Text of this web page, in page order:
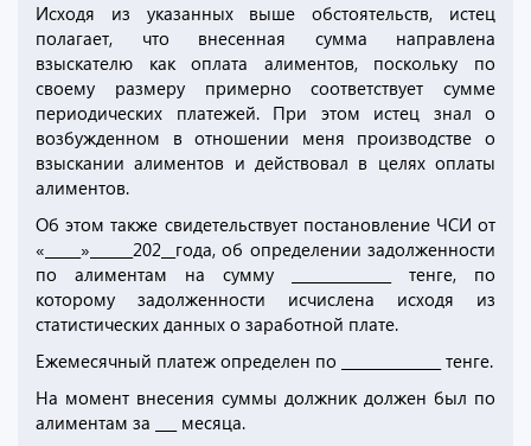
Исходя из указанных выше обстоятельств, истец
полагает, что внесенная сумма направлена
взыскателю как оплата алиментов, поскольку по
своему размеру примерно соответствует сумме
периодических платежей. При этом истец знал о
возбужденном в отношении меня производстве о
взыскании алиментов и действовал в целях оплаты
алиментов.
Об этом также свидетельствует постановление ЧСИ от
«_____»______202__года, об определении задолженности
по алиментам на сумму ______________ тенге, по
которому задолженности исчислена исходя из
статистических данных о заработной плате.
Ежемесячный платеж определен по ______________ тенге.
На момент внесения суммы должник должен был по
алиментам за ___ месяца.